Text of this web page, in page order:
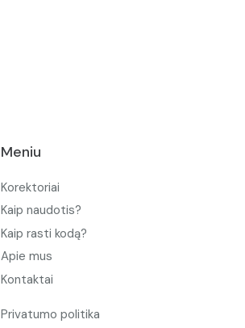
Meniu
Korektoriai
Kaip naudotis?
Kaip rasti kodą?
Apie mus
Kontaktai
Privatumo politika